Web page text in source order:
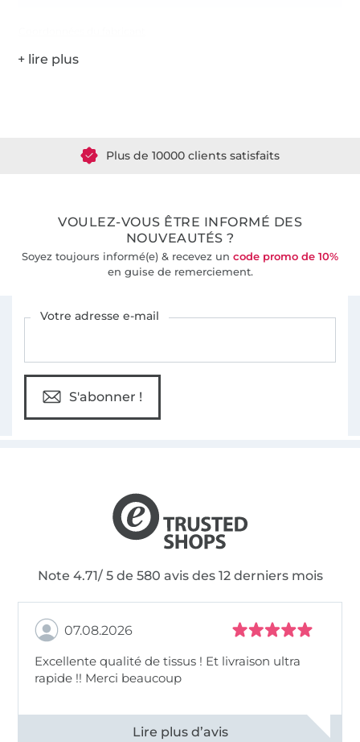
Plus de 10000 clients satisfaits
VOULEZ-VOUS ÊTRE INFORMÉ DES
NOUVEAUTÉS ?
Soyez toujours informé(e) & recevez un code promo de 10%
en guise de remerciement.
Votre adresse e-mail
S'abonner !
Note 4.71/ 5 de 580 avis des 12 derniers mois
07.08.2026
Excellente qualité de tissus ! Et livraison ultra
rapide !! Merci beaucoup
Voir tous les 11497 commentaires